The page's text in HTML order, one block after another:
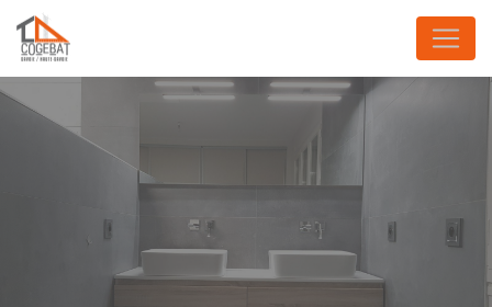
Panneau de gestion des cookies